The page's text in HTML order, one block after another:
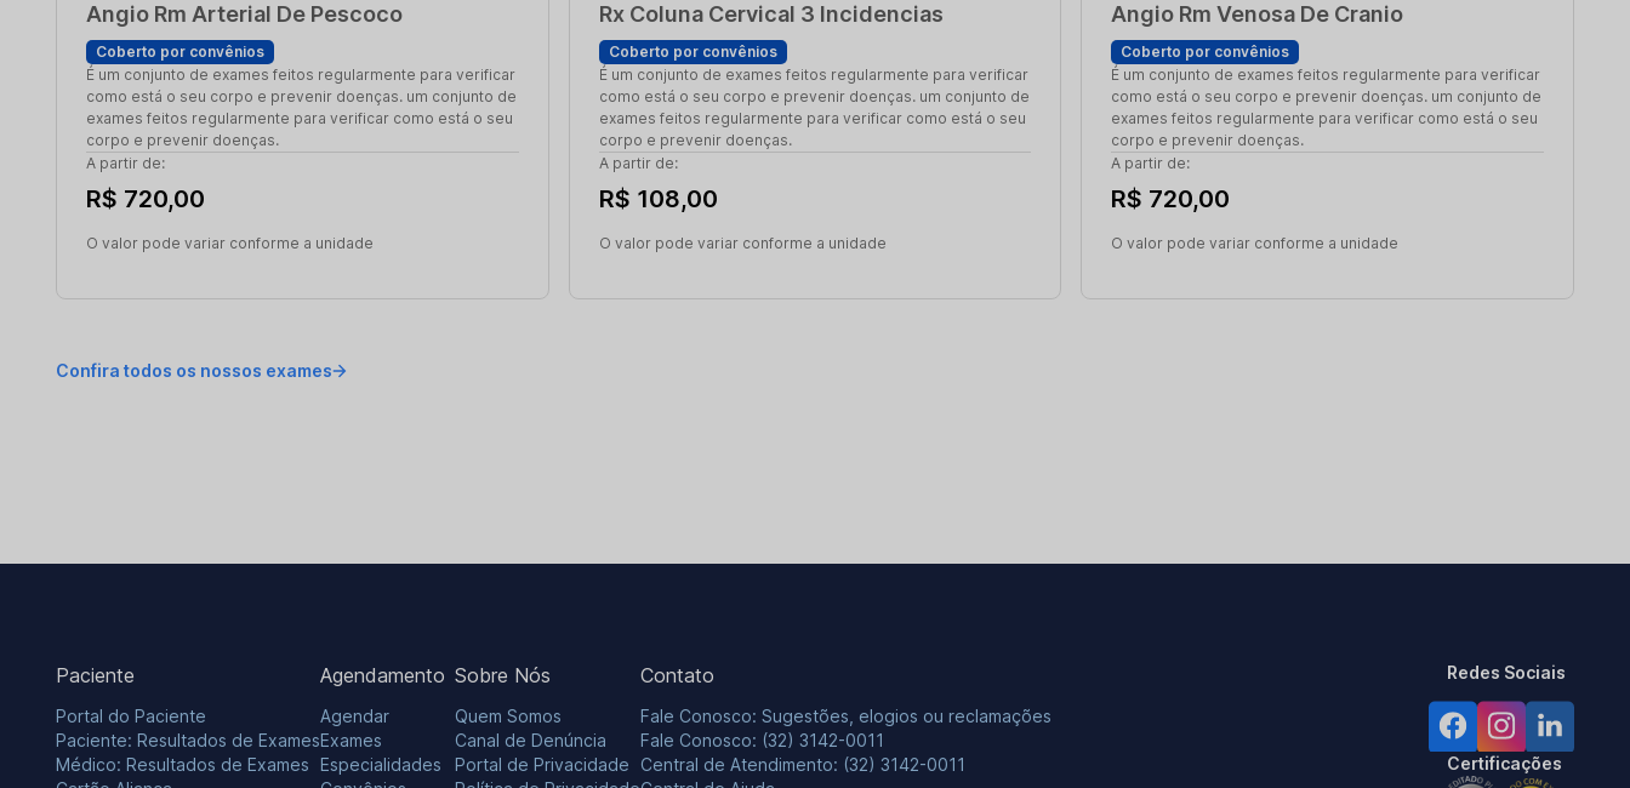
Angio Rm Arterial De Pescoco
Coberto por convênios
É um conjunto de exames feitos regularmente para verificar
como está o seu corpo e prevenir doenças. um conjunto de
exames feitos regularmente para verificar como está o seu
corpo e prevenir doenças.
A partir de:
R$ 720,00
O valor pode variar conforme a unidade
Rx Coluna Cervical 3 Incidencias
Coberto por convênios
É um conjunto de exames feitos regularmente para verificar
como está o seu corpo e prevenir doenças. um conjunto de
exames feitos regularmente para verificar como está o seu
corpo e prevenir doenças.
A partir de:
R$ 108,00
O valor pode variar conforme a unidade
Angio Rm Venosa De Cranio
Coberto por convênios
É um conjunto de exames feitos regularmente para verificar
como está o seu corpo e prevenir doenças. um conjunto de
exames feitos regularmente para verificar como está o seu
corpo e prevenir doenças.
A partir de:
R$ 720,00
O valor pode variar conforme a unidade
Confira todos os nossos exames
Paciente
Portal do Paciente
Paciente: Resultados de Exames
Médico: Resultados de Exames
Agendamento
Agendar
Exames
Especialidades
Sobre Nós
Quem Somos
Canal de Denúncia
Portal de Privacidade
Contato
Fale Conosco: Sugestões, elogios ou reclamações
Fale Conosco: (32) 3142-0011
Central de Atendimento: (32) 3142-0011
Redes Sociais
Certificações